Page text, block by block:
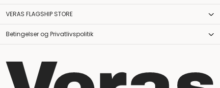
VERAS FLAGSHIP STORE
Betingelser og Privatlivspolitik